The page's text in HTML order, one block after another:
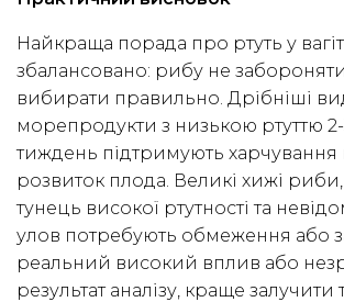
Найкраща порада про ртуть у
збалансовано: рибу не
вибирати правильно. Дрібніші
морепродукти з низькою ртуттю
тиждень підтримують харчування
розвиток плода. Великі хижі
тунець високої ртутності та
улов потребують обмеження або
реальний високий вплив або
результат аналізу, краще залучити